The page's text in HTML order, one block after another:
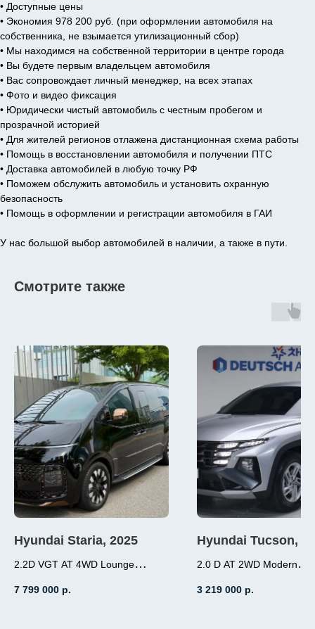
• Доступные цены
• Экономия 978 200 руб. (при оформлении автомобиля на
собственника, не взымается утилизационный сбор)
• Мы находимся на собственной территории в центре города
• Вы будете первым владельцем автомобиля
• Вас сопровождает личный менеджер, на всех этапах
• Фото и видео фиксация
• Юридически чистый автомобиль с честным пробегом и
прозрачной историей
• Для жителей регионов отлажена дистанционная схема работы
• Помощь в восстановлении автомобиля и получении ПТС
• Доставка автомобилей в любую точку РФ
• Поможем обслужить автомобиль и установить охранную
безопасность
• Помощь в оформлении и регистрации автомобиля в ГАИ
У нас большой выбор автомобилей в наличии, а также в пути.
Смотрите также
Hyundai Staria, 2025
2.2D VGT AT 4WD Lounge
7 799 000 р.
Hyundai Tucson,
2.0 D AT 2WD Modern
3 219 000 р.